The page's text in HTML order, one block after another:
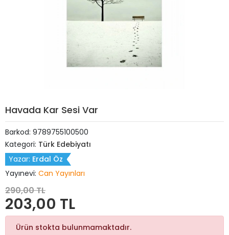
Havada Kar Sesi Var
Barkod: 9789755100500
Kategori: Türk Edebiyatı
Yazar: Erdal Öz
Yayınevi: Can Yayınları
290,00 TL
203,00 TL
Ürün stokta bulunmamaktadır.